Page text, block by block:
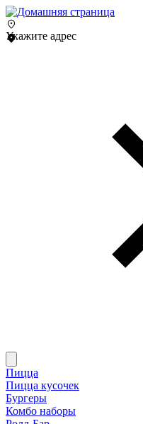
Укажите адрес
Пицца
Пицца кусочек
Бургеры
Комбо наборы